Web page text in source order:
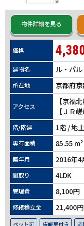
物件詳細を見る
価格
建物名 ル・パ
所在地 京都府
アクセス
【京福
【ＪＲ
階/階建 1階 / 地
専有面積 85.55
築年月 2016年4
間取り 4LDK
管理費 8,100円
修繕積立金 21,400円
ペット可 床暖房付き 宅